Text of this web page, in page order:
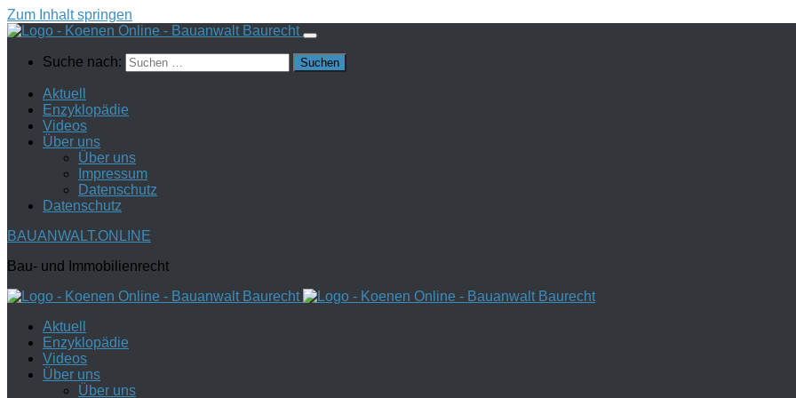
Zum Inhalt springen
Suche nach:
Aktuell
Enzyklopädie
Videos
Über uns
Über uns
Impressum
Datenschutz
Datenschutz
BAUANWALT.ONLINE
Bau- und Immobilienrecht
Aktuell
Enzyklopädie
Videos
Über uns
Über uns